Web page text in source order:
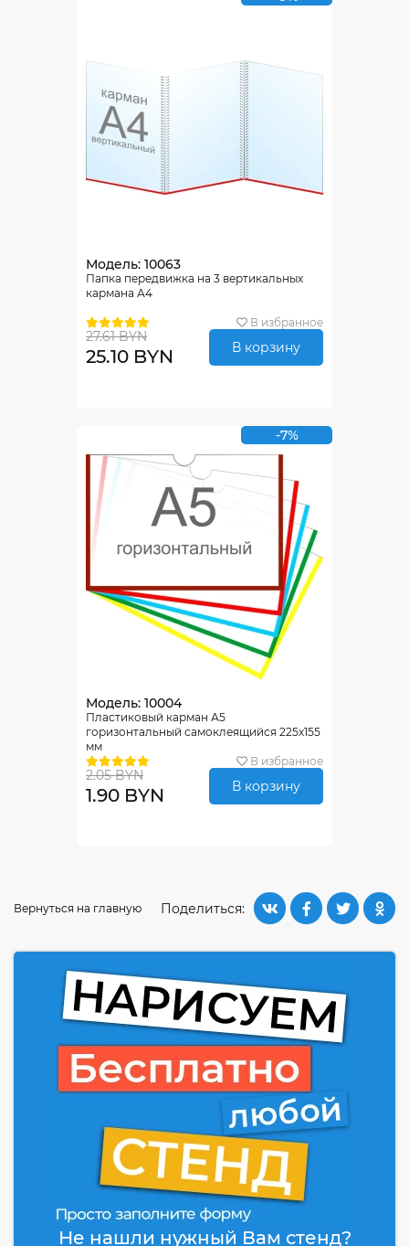
Модель: 10063
Папка передвижка на 3 вертикальных
кармана А4
В избранное
27.61 BYN
25.10 BYN В корзину
-7%
Модель: 10004
Пластиковый карман А5
горизонтальный самоклеящийся 225х155
мм
В избранное
2.05 BYN
1.90 BYN В корзину
Поделиться:
Вернуться на главную
Не нашли нужный Вам стенд?